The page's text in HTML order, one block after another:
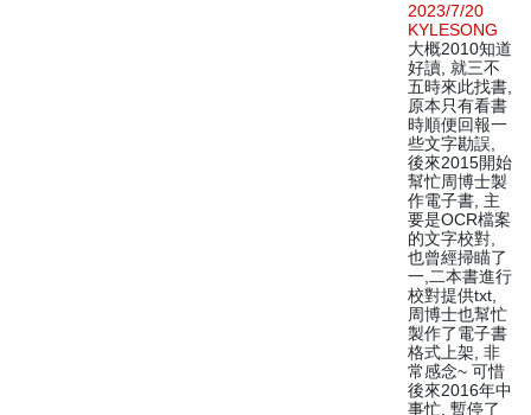
2023/7/20
KYLESONG
大概2010知道
好讀, 就三不
五時來此找書,
原本只有看書
時順便回報一
些文字勘誤,
後來2015開始
幫忙周博士製
作電子書, 主
要是OCR檔案
的文字校對,
也曾經掃瞄了
一,二本書進行
校對提供txt,
周博士也幫忙
製作了電子書
格式上架, 非
常感念~ 可惜
後來2016年中
事忙, 暫停了